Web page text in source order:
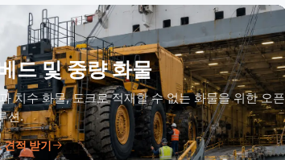
드 및 중량 화물
치수 화물, 도크로 적재할 수 없는 화물을 위한 오픈
션.
견적 받기